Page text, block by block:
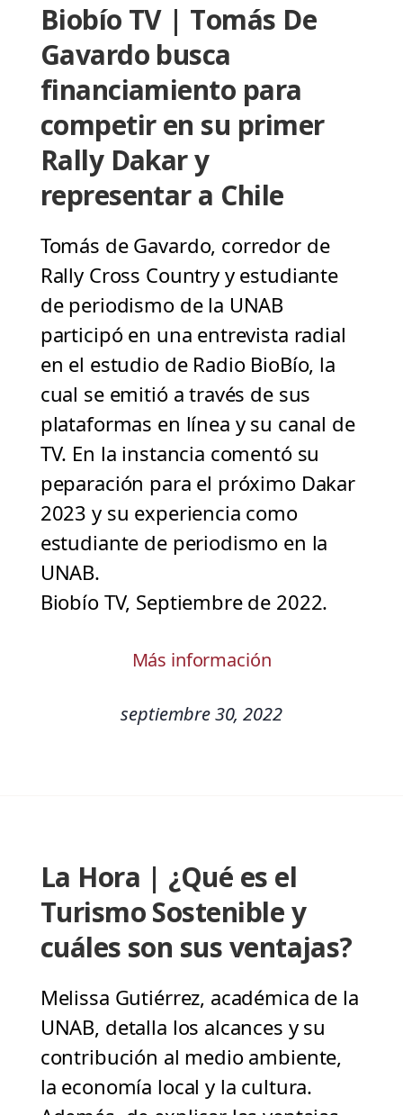
Biobío TV | Tomás De
Gavardo busca
financiamiento para
competir en su primer
Rally Dakar y
representar a Chile
Tomás de Gavardo, corredor de
Rally Cross Country y estudiante
de periodismo de la UNAB
participó en una entrevista radial
en el estudio de Radio BioBío, la
cual se emitió a través de sus
plataformas en línea y su canal de
TV. En la instancia comentó su
peparación para el próximo Dakar
2023 y su experiencia como
estudiante de periodismo en la
UNAB.
Biobío TV, Septiembre de 2022.
Más información
septiembre 30, 2022
La Hora | ¿Qué es el
Turismo Sostenible y
cuáles son sus ventajas?
Melissa Gutiérrez, académica de la
UNAB, detalla los alcances y su
contribución al medio ambiente,
la economía local y la cultura.